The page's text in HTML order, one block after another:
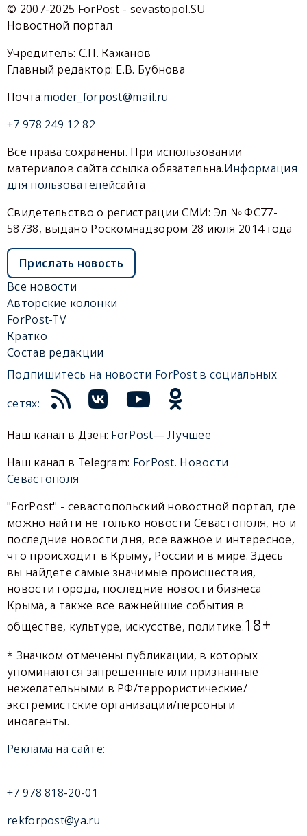
© 2007-2025 ForPost - sevastopol.SU
Новостной портал
Учредитель: С.П. Кажанов
Главный редактор: Е.В. Бубнова
Почта:moder_forpost@mail.ru
+7 978 249 12 82
Все права сохранены. При использовании
материалов сайта ссылка обязательна.Информация
для пользователейсайта
Свидетельство о регистрации СМИ: Эл № ФС77-
58738, выдано Роскомнадзором 28 июля 2014 года
Прислать новость
Все новости
Авторские колонки
ForPost-TV
Кратко
Состав редакции
Подпишитесь на новости ForPost в социальных
сетях:
Наш канал в Дзен: ForPost— Лучшее
Наш канал в Telegram: ForPost. Новости
Севастополя
"ForPost" - севастопольский новостной портал, где
можно найти не только новости Севастополя, но и
последние новости дня, все важное и интересное,
что происходит в Крыму, России и в мире. Здесь
вы найдете самые значимые происшествия,
новости города, последние новости бизнеса
Крыма, а также все важнейшие события в
обществе, культуре, искусстве, политике.18+
* Значком отмечены публикации, в которых
упоминаются запрещенные или признанные
нежелательными в РФ/террористические/
экстремистские организации/персоны и
иноагенты.
Реклама на сайте:
+7 978 818-20-01
rekforpost@ya.ru